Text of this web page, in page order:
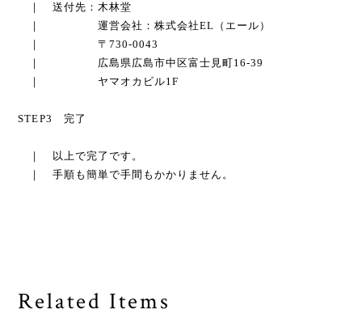
｜ 送付先：木林堂
｜ 運営会社：株式会社EL（エール）
｜ 〒730-0043
｜ 広島県広島市中区富士見町16-39
｜ ヤマオカビル1F
STEP3 完了
｜ 以上で完了です。
｜ 手順も簡単で手間もかかりません。
Related Items